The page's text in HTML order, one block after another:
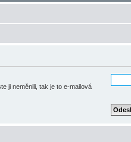
ji neměnili, tak je to e-mailová